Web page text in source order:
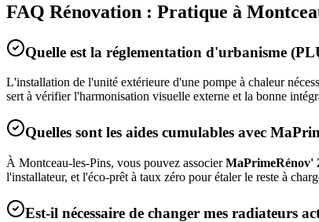
FAQ Rénovation : Pratique à
Quelle est la réglementation d'urbanisme
L'installation de l'unité extérieure d'une pompe à chaleur
sert à vérifier l'harmonisation visuelle externe et la bonne
Quelles sont les aides cumulables avec
À Montceau-les-Pins, vous pouvez associerMaPrimeRénov'
l'installateur, et l'éco-prêt à taux zéro pour étaler le reste à
Est-il nécessaire de changer mes radiateurs